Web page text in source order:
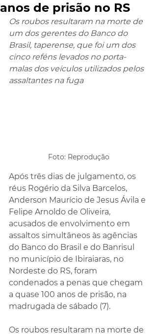
anos de prisão no RS
Os roubos resultaram na morte de
um dos gerentes do Banco do
Brasil, taperense, que foi um dos
cinco reféns levados no porta-
malas dos veículos utilizados pelos
assaltantes na fuga
Foto: Reprodução
Após três dias de julgamento, os
réus Rogério da Silva Barcelos,
Anderson Maurício de Jesus Ávila e
Felipe Arnoldo de Oliveira,
acusados de envolvimento em
assaltos simultâneos às agências
do Banco do Brasil e do Banrisul
no município de Ibiraiaras, no
Nordeste do RS, foram
condenados a penas que chegam
a quase 100 anos de prisão, na
madrugada de sábado (7).
Os roubos resultaram na morte de